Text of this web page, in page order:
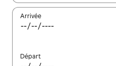
Arrivée
Départ